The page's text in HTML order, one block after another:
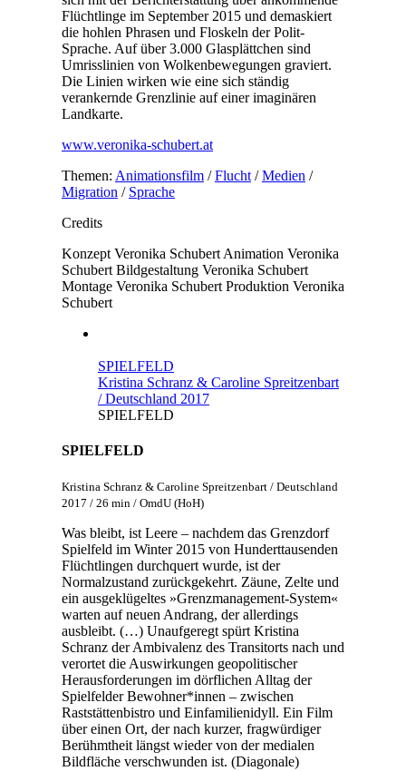
Flüchtlinge im September 2015 und demaskiert
die hohlen Phrasen und Floskeln der Polit-
Sprache. Auf über 3.000 Glasplättchen sind
Umrisslinien von Wolkenbewegungen graviert.
Die Linien wirken wie eine sich ständig
verankernde Grenzlinie auf einer imaginären
Landkarte.
www.veronika-schubert.at
Themen: Animationsfilm/Flucht/Medien /
Migration / Sprache
Credits
Konzept Veronika Schubert Animation Veronika
Schubert Bildgestaltung Veronika Schubert
Montage Veronika Schubert Produktion Veronika
Schubert
SPIELFELD
Kristina Schranz & Caroline Spreitzenbart
/ Deutschland 2017
SPIELFELD
SPIELFELD
Kristina Schranz & Caroline Spreitzenbart / Deutschland
2017 / 26 min / OmdU (HoH)
Was bleibt, ist Leere – nachdem das Grenzdorf
Spielfeld im Winter 2015 von Hunderttausenden
Flüchtlingen durchquert wurde, ist der
Normalzustand zurückgekehrt. Zäune, Zelte und
ein ausgeklügeltes »Grenzmanagement-System«
warten auf neuen Andrang, der allerdings
ausbleibt. (…) Unaufgeregt spürt Kristina
Schranz der Ambivalenz des Transitorts nach und
verortet die Auswirkungen geopolitischer
Herausforderungen im dörflichen Alltag der
Spielfelder Bewohner*innen – zwischen
Raststättenbistro und Einfamilienidyll. Ein Film
über einen Ort, der nach kurzer, fragwürdiger
Berühmtheit längst wieder von der medialen
Bildfläche verschwunden ist. (Diagonale)